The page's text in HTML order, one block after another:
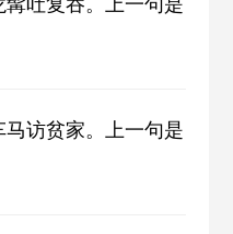
访贫家。上一句是